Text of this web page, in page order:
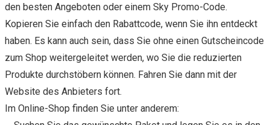
den besten Angeboten oder einem Sky Promo-Code.
Kopieren Sie einfach den Rabattcode, wenn Sie ihn entdeckt
haben. Es kann auch sein, dass Sie ohne einen Gutscheincode
zum Shop weitergeleitet werden, wo Sie die reduzierten
Produkte durchstöbern können. Fahren Sie dann mit der
Website des Anbieters fort.
Im Online-Shop finden Sie unter anderem: